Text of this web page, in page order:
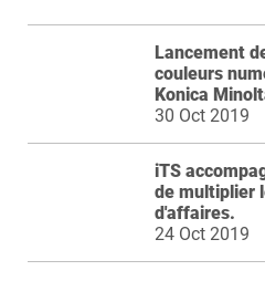
Lancement
couleurs
Konica
30 Oct 2019
iTS
de multiplier
d'affaires.
24 Oct 2019